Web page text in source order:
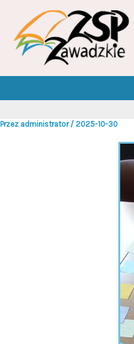
treści
Przez administrator / 2025-10-30